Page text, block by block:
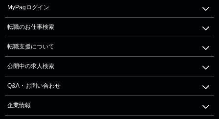
MyPagログイン
転職のお仕事検索
転職支援について
公開中の求人検索
Q&A・お問い合わせ
企業情報